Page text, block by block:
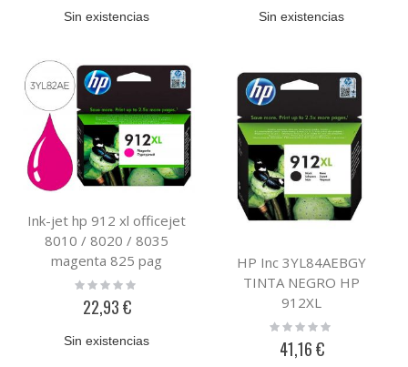
Sin existencias Sin existencias
Ink-jet hp 912 xl officejet
8010 / 8020 / 8035
magenta 825 pag
Rating:
22,93 €
Sin existencias
HP Inc 3YL84AEBGY
TINTA NEGRO HP
912XL
Rating:
41,16 €